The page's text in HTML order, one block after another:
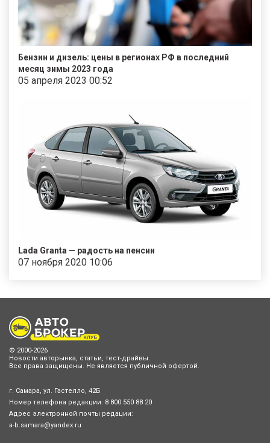
Бензин и дизель: цены в регионах РФ в последний
месяц зимы 2023 года
05 апреля 2023 00:52
Lada Granta — радость на пенсии
07 ноября 2020 10:06
© 2000-2026
Новости авторынка, статьи, тест-драйвы.
Все права защищены. Не является публичной офертой.
г. Самара, ул. Гастелло, 42Б
Номер телефона редакции: 8 800 550 88 20
Адрес электронной почты редации:
a-b.samara@yandex.ru